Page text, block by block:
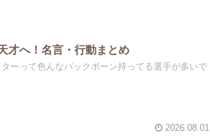
才へ！名言・行動まとめ
ーって色んなバックボーン持ってる選手が多いで
2026.08.01